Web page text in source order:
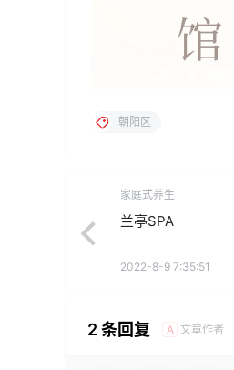
朝阳区
家庭式养生
兰亭SPA
2022-8-9 7:35:51
2 条回复 A 文章作者